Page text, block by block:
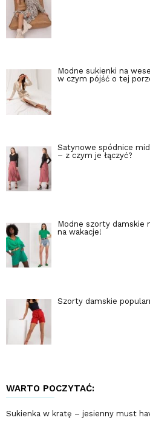
Modne sukienki na
w czym pójść o tej
Satynowe spódnice
– z czym je łączyć?
Modne szorty damskie
na wakacje!
Szorty damskie
WARTO POCZYTAĆ:
Sukienka w kratę – jesienny must